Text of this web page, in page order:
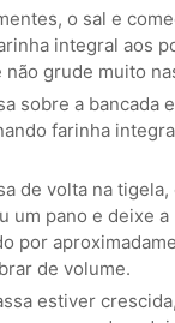
o sal e
integral aos
não grude muito
sobre a bancada
farinha
de volta na tigela,
um pano e deixe
por
de volume.
estiver